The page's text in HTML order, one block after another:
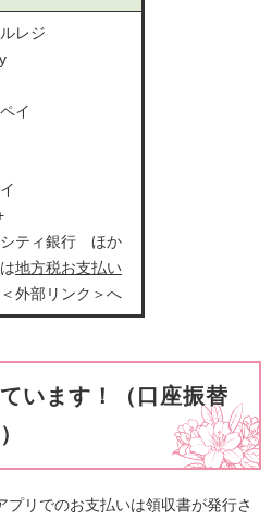
レジ
イ
ティ銀行 ほか
地方税お支払い
＜外部リンク＞へ
います！（口座振替
リでのお支払いは領収書が発行さ